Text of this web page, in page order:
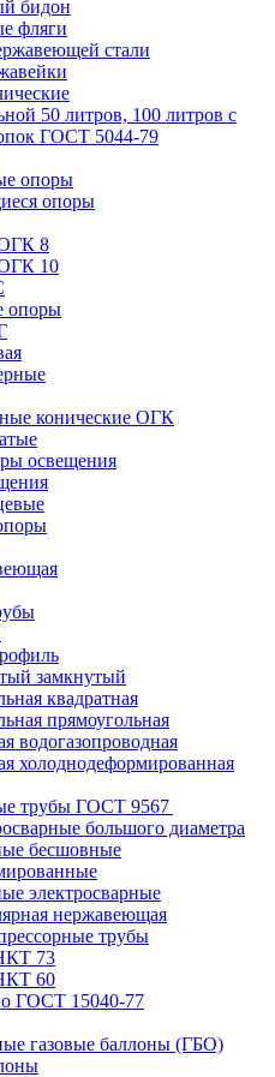
бидон
фляги
стали
50 литров, 100 литров с
ГОСТ 5044-79
опоры
опоры
8
10
опоры
конические ОГК
освещения
замкнутый
квадратная
прямоугольная
водогазопроводная
холоднодеформированная
трубы ГОСТ 9567
большого диаметра
бесшовные
электросварные
нержавеющая
трубы
73
60
ГОСТ 15040-77
газовые баллоны (ГБО)